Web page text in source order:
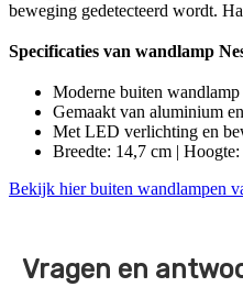
beweging gedetecteerd wordt.
Specificaties van wandlamp
Moderne buiten wandlamp
Gemaakt van aluminium
Met LED verlichting en
Breedte: 14,7 cm |
Bekijk hier buiten wandlampen
Vragen en